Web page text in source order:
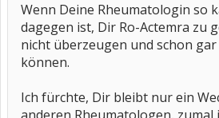
Wenn Deine Rheumatologin so
dagegen ist, Dir Ro-Actemra zu
nicht überzeugen und schon
können.
Ich fürchte, Dir bleibt nur ein